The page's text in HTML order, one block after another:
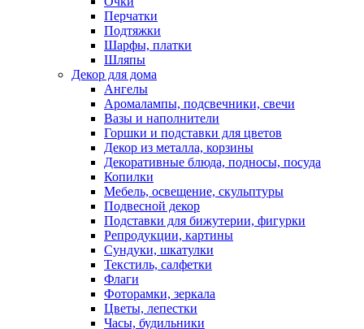
Перчатки
Подтяжки
Шарфы, платки
Шляпы
Декор для дома
Ангелы
Аромалампы, подсвечники, свечи
Вазы и наполнители
Горшки и подставки для цветов
Декор из металла, корзины
Декоративные блюда, подносы, посуда
Копилки
Мебель, освещение, скульптуры
Подвесной декор
Подставки для бижутерии, фигурки
Репродукции, картины
Сундуки, шкатулки
Текстиль, салфетки
Флаги
Фоторамки, зеркала
Цветы, лепестки
Часы, будильники